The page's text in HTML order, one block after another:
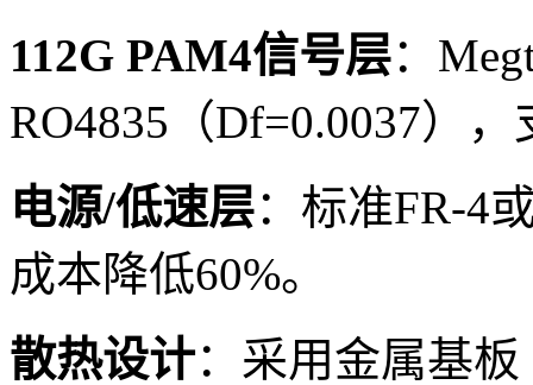
112G PAM4信号层：
RO4835（Df=0.0037）
电源/低速层：标准FR-4
成本降低60%。
散热设计：采用金属基